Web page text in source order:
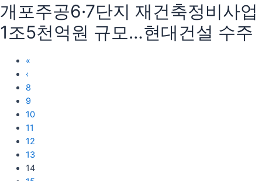
개포주공6·7단지 재건축정비사업
1조5천억원 규모…현대건설 수주
«
‹
8
9
10
11
12
13
14